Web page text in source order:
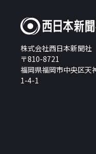
株式会社西日本新聞社
〒810-8721
福岡県福岡市中央区天
1-4-1